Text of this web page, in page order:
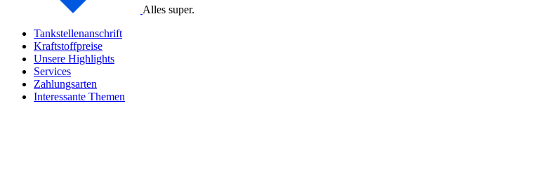
Alles super.
Tankstellenanschrift
Kraftstoffpreise
Unsere Highlights
Services
Zahlungsarten
Interessante Themen